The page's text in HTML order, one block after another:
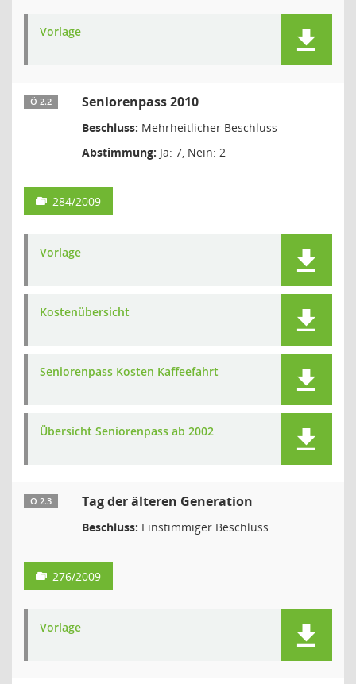
Vorlage
Ö 2.2 Seniorenpass 2010
Beschluss: Mehrheitlicher Beschluss
Abstimmung: Ja: 7, Nein: 2
284/2009
Vorlage
Kostenübersicht
Seniorenpass Kosten Kaffeefahrt
Übersicht Seniorenpass ab 2002
Ö 2.3 Tag der älteren Generation
Beschluss: Einstimmiger Beschluss
276/2009
Vorlage